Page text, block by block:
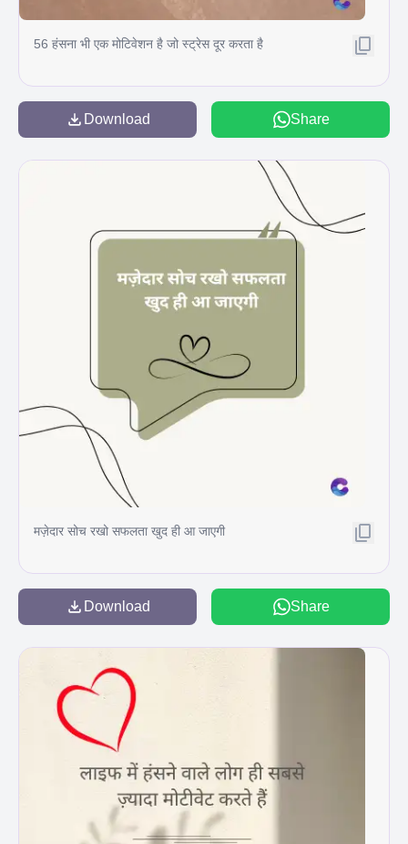
56 हंसना भी एक मोटिवेशन है जो स्ट्रेस दूर करता है
Download Share
मज़ेदार सोच रखो सफलता खुद ही आ जाएगी
Download Share